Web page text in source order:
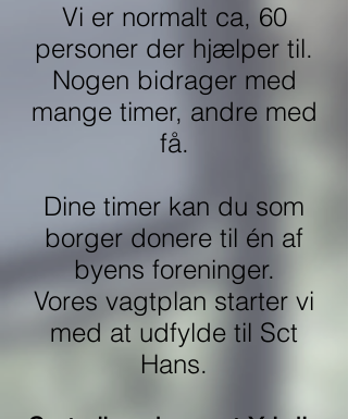
Vi er normalt ca, 60
personer der hjælper til.
Nogen bidrager med
mange timer, andre med
få.
Dine timer kan du som
borger donere til én af
byens foreninger.
Vores vagtplan starter vi
med at udfylde til Sct
Hans.